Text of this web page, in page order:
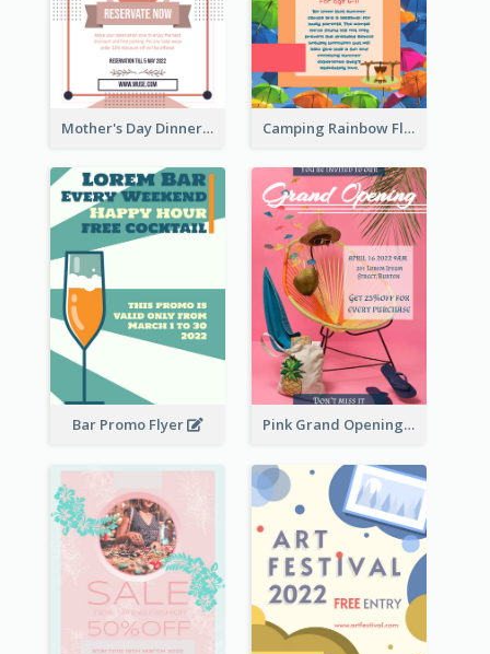
Mother's Day Dinner Promotion Flyer Camping Rainbow Flyer
Bar Promo Flyer Pink Grand Opening Flyer